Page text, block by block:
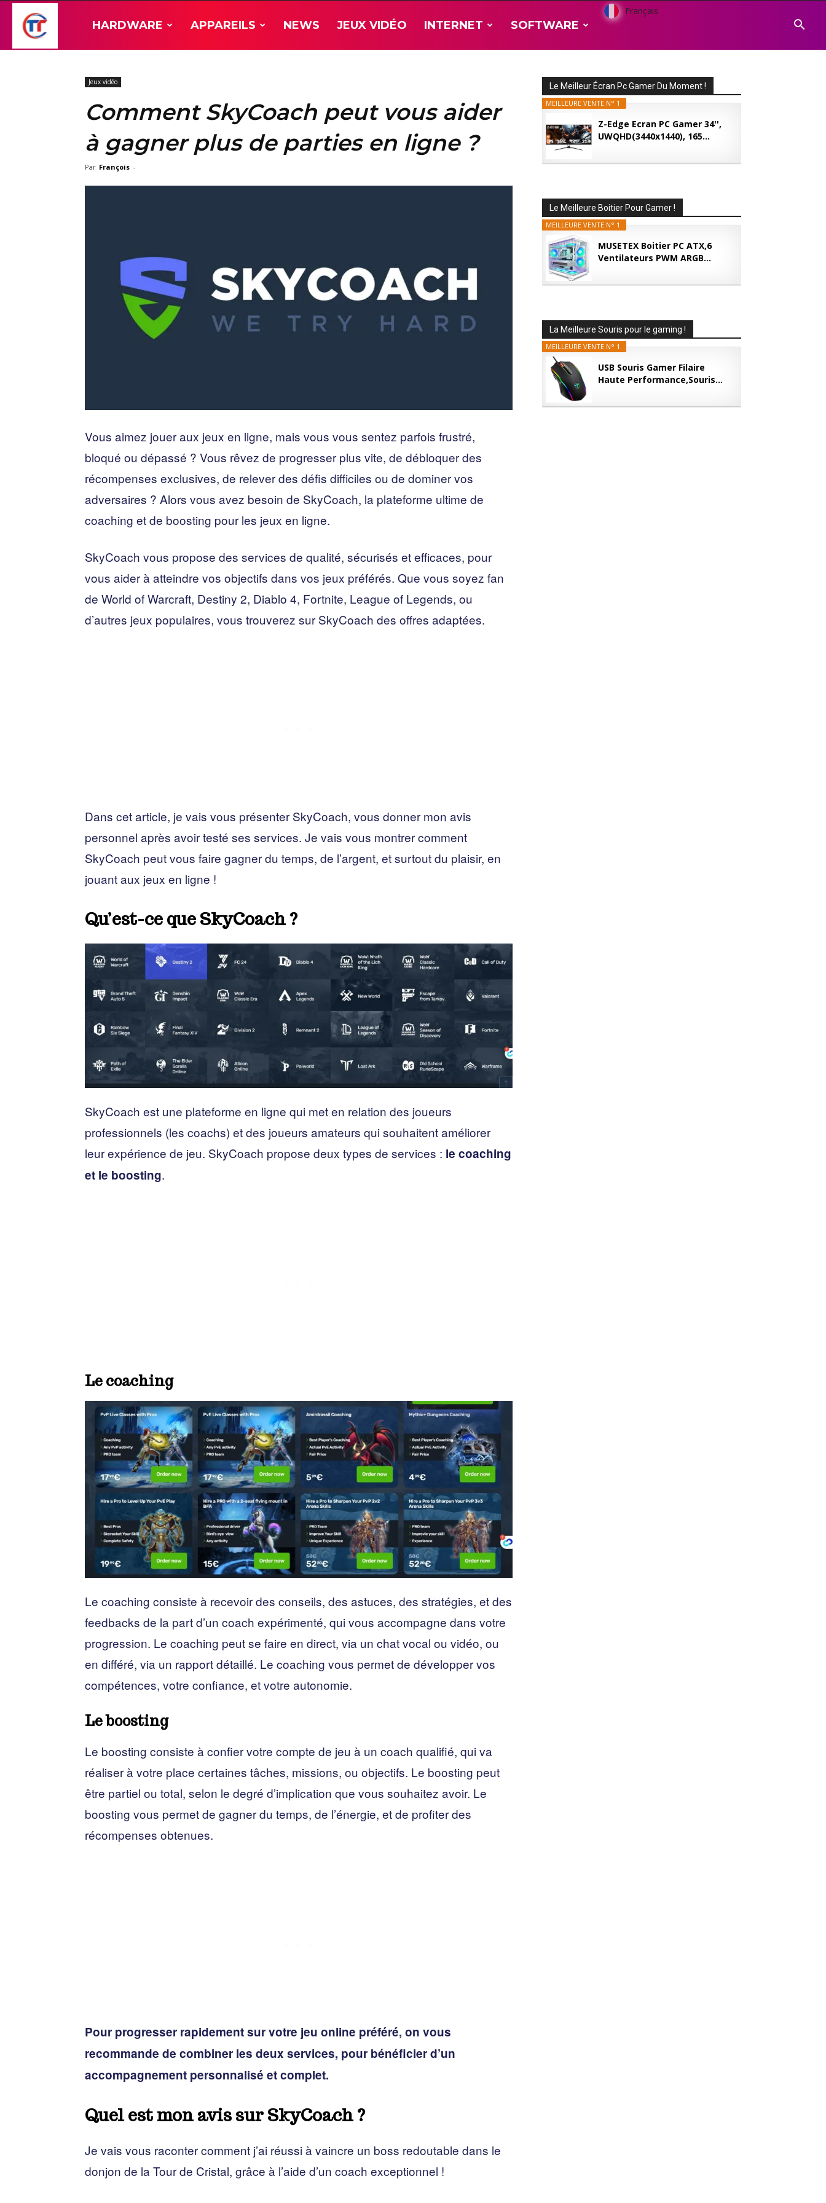
HARDWARE APPAREILS NEWS JEUX VIDÉO INTERNET SOFTWARE
Français
Jeux vidéo
Comment SkyCoach peut vous aider
à gagner plus de parties en ligne ?
Par François -
Vous aimez jouer aux jeux en ligne, mais vous vous sentez parfois frustré,
bloqué ou dépassé ? Vous rêvez de progresser plus vite, de débloquer des
récompenses exclusives, de relever des défis difficiles ou de dominer vos
adversaires ? Alors vous avez besoin de SkyCoach, la plateforme ultime de
coaching et de boosting pour les jeux en ligne.
SkyCoach vous propose des services de qualité, sécurisés et efficaces, pour
vous aider à atteindre vos objectifs dans vos jeux préférés. Que vous soyez fan
de World of Warcraft, Destiny 2, Diablo 4, Fortnite, League of Legends, ou
d’autres jeux populaires, vous trouverez sur SkyCoach des offres adaptées.
Dans cet article, je vais vous présenter SkyCoach, vous donner mon avis
personnel après avoir testé ses services. Je vais vous montrer comment
SkyCoach peut vous faire gagner du temps, de l’argent, et surtout du plaisir, en
jouant aux jeux en ligne !
Qu’est-ce que SkyCoach ?
SkyCoach est une plateforme en ligne qui met en relation des joueurs
professionnels (les coachs) et des joueurs amateurs qui souhaitent améliorer
leur expérience de jeu. SkyCoach propose deux types de services : le coaching
et le boosting.
Le coaching
Le coaching consiste à recevoir des conseils, des astuces, des stratégies, et des
feedbacks de la part d’un coach expérimenté, qui vous accompagne dans votre
progression. Le coaching peut se faire en direct, via un chat vocal ou vidéo, ou
en différé, via un rapport détaillé. Le coaching vous permet de développer vos
compétences, votre confiance, et votre autonomie.
Le boosting
Le boosting consiste à confier votre compte de jeu à un coach qualifié, qui va
réaliser à votre place certaines tâches, missions, ou objectifs. Le boosting peut
être partiel ou total, selon le degré d’implication que vous souhaitez avoir. Le
boosting vous permet de gagner du temps, de l’énergie, et de profiter des
récompenses obtenues.
Pour progresser rapidement sur votre jeu online préféré, on vous
recommande de combiner les deux services, pour bénéficier d’un
accompagnement personnalisé et complet.
Quel est mon avis sur SkyCoach ?
Je vais vous raconter comment j’ai réussi à vaincre un boss redoutable dans le
donjon de la Tour de Cristal, grâce à l’aide d’un coach exceptionnel !
Le Meilleur Écran Pc Gamer Du Moment !
MEILLEURE VENTE N° 1
Z-Edge Ecran PC Gamer 34'',
UWQHD(3440x1440), 165...
Le Meilleure Boitier Pour Gamer !
MEILLEURE VENTE N° 1
MUSETEX Boitier PC ATX,6
Ventilateurs PWM ARGB...
La Meilleure Souris pour le gaming !
MEILLEURE VENTE N° 1
USB Souris Gamer Filaire
Haute Performance,Souris...